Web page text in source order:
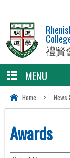
禮賢
MENU
Home > News
Awards